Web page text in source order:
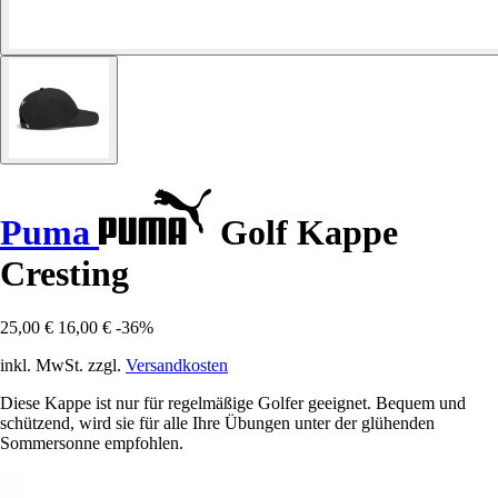
Puma
Golf Kappe
Cresting
25,00 € 16,00 € -36%
inkl. MwSt. zzgl. Versandkosten
Diese Kappe ist nur für regelmäßige Golfer geeignet. Bequem und
schützend, wird sie für alle Ihre Übungen unter der glühenden
Sommersonne empfohlen.